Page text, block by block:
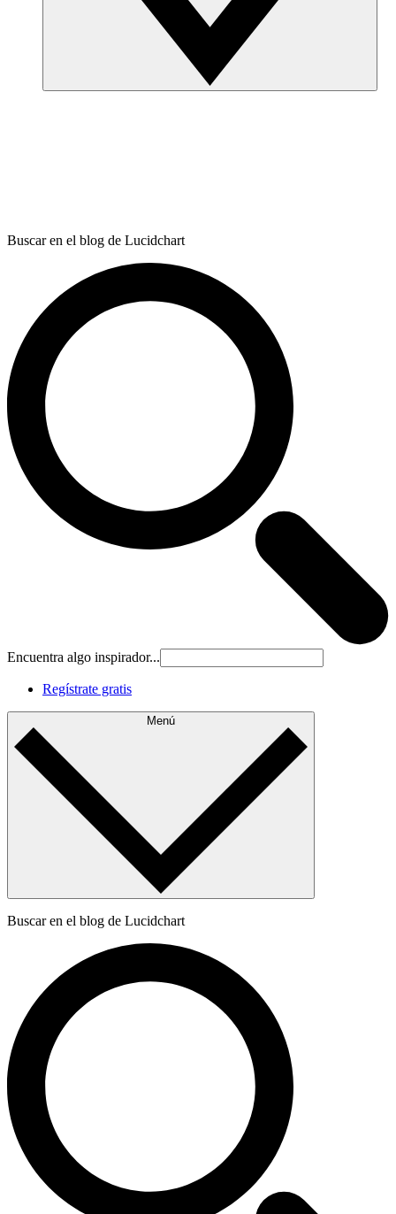
Buscar en el blog de Lucidchart
Encuentra algo inspirador...
Regístrate gratis
Menú
Buscar en el blog de Lucidchart